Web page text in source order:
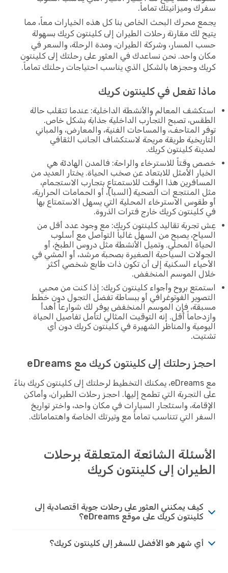
سفرك وميزانيتك تماماً.
يجمع محرك البحث الخاص بنا كل هذه الخيارات معاً، مما
يتيح لك مقارنة رحلات الطيران إلى كلينتون كريك بسهولة
حسب المسار، وشركة الطيران، ومدة الرحلة، والسعر في
مكان واحد. نحن نساعدك في العثور على رحلتك إلى كلينتون
كريك وحجزها بالشكل الذي يناسب احتياجات رحلتك تماماً.
ماذا تفعل في كلينتون كريك
استكشف المعالم والأنشطة الداخلية: عندما تتقلب حالة
الطقس، تصبح التجارب الداخلية جذابة بشكل خاص.
توفر المتاحف، والمساحات الفنية، والمعارض، والمباني
التاريخية طريقة مريحة لاستكشاف الجانب الثقافي
لمدينة كلينتون كريك.
خصص وقتاً للاسترخاء والراحة: فالمدن الهادئة هي
الخيار الأمثل للابتعاد عن صخب الحياة. يختار العديد من
المسافرين هذا الوقت للاستمتاع بتجارب الاستجمام،
مثل المنتجع ات الصحية (السبا)، أو الحمامات الحرارية،
أو طقوس الاسترخاء المحلية التي يسهل الاستمتاع بها
في كلينتون كريك خارج فترات الذروة.
عِش تجربة تقاليد كلينتون كريك: مع وجود عدد أقل من
السياح، يصبح من السهل غالباً التواصل مع أسلوب
الحياة المحلي. وتميل الأنشطة مثل دروس الطبخ، أو
الجولات السياحية الصغيرة بصحبة مرشد، أو المشي في
الأحياء السكنية إلى أن تكون ذات طابع شخصي أكثر
خلال الموسم المنخفض.
استمتع بروح وأجواء كلينتون كريك: إذا كنت من محبي
التصوير الفوتوغرافي أو ببساطة تفضل التجول دون خطط
مسبقة، فإن الموسم المنخفض يوفر لك شوارعاً أهدأ
وازدحاماً أقل. إنه التوقيت المثالي لتأمل تفاصيل الحياة
اليومية والمناظر الشهيرة في كلينتون كريك دون أي
تشتيت.
احجز رحلتك إلى كلينتون كريك مع eDreams
مع eDreams، يمكنك التخطيط لرحلتك إلى كلينتون كريك بناءً
على التجربة التي تطمح إليها. احجز رحلات الطيران، وأماكن
الإقامة، واستئجار السيارات في مكان واحد، واختر تواريخ
السفر التي تتناسب تماماً مع وتيرتك الخاصة واهتماماتك.
الأسئلة الشائعة المتعلقة برحلات
الطيران إلى كلينتون كريك
كيف يمكنني العثور على رحلات جوية اقتصادية إلى
كلينتون كريك على موقع eDreams؟
أي شهر هو الأفضل للسفر إلى كلينتون كريك؟